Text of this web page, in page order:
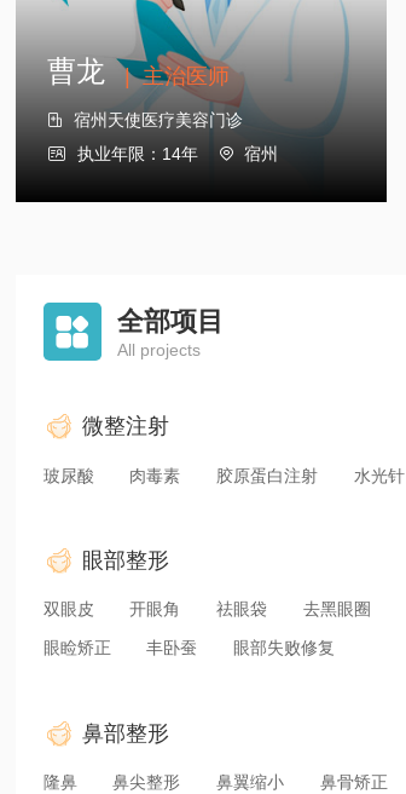
曹龙 | 主治医师
 宿州天使医疗美容门诊
 执业年限：14年  宿州
宿州天使医疗美容门诊
执业年限：14年
擅长：韩式双眼皮 面部轮廓 隆鼻
 全部项目
All projects
微整注射
玻尿酸 肉毒素 胶原蛋白注射 水光针
眼部整形
双眼皮 开眼角 祛眼袋
去黑眼圈
眼睑矫正
丰卧蚕 眼部失败修复
鼻部整形
隆鼻 鼻尖整形 鼻翼缩小
鼻骨矫正